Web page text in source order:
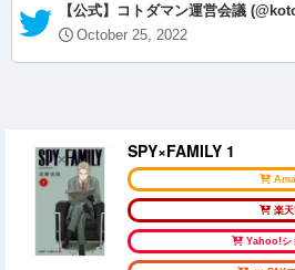
— 【公式】コトダマン運営会議
October 25, 2022
SPY×FAMILY 1
楽
Yahoo!シ